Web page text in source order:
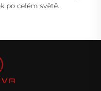
po celém světě.